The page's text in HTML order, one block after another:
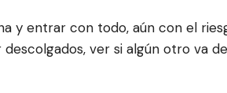
y entrar con todo, aún con el
ver si algún otro va